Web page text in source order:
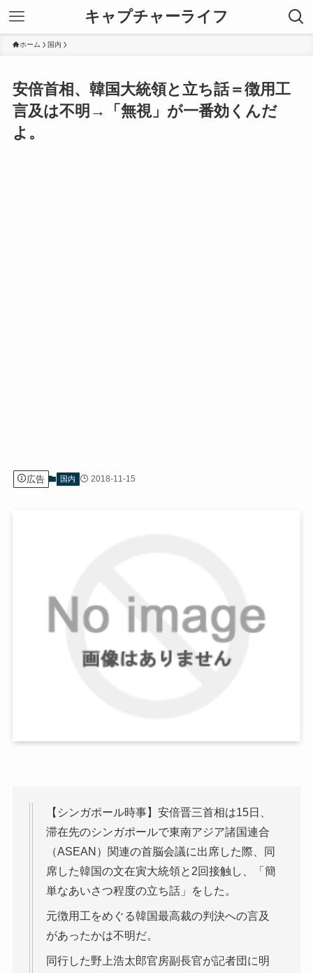
キャプチャーライフ
ホーム 国内
安倍首相、韓国大統領と立ち話＝徴用工
言及は不明→「無視」が一番効くんだ
よ。
広告 国内 2018-11-15
【シンガポール時事】安倍晋三首相は15日、
滞在先のシンガポールで東南アジア諸国連合
（ASEAN）関連の首脳会議に出席した際、同
席した韓国の文在寅大統領と2回接触し、「簡
単なあいさつ程度の立ち話」をした。
元徴用工をめぐる韓国最高裁の判決への言及
があったかは不明だ。
同行した野上浩太郎官房副長官が記者団に明